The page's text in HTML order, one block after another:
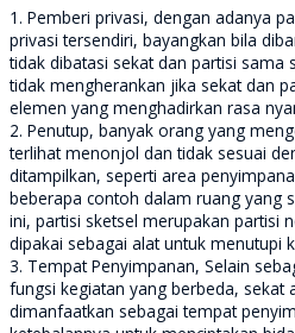
1. Pemberi privasi, dengan adanya
privasi tersendiri, bayangkan bila
tidak dibatasi sekat dan partisi sama
tidak mengherankan jika sekat dan
elemen yang menghadirkan rasa
2. Penutup, banyak orang yang
terlihat menonjol dan tidak sesuai
ditampilkan, seperti area
beberapa contoh dalam ruang yang
ini, partisi sketsel merupakan partisi
dipakai sebagai alat untuk menutupi
3. Tempat Penyimpanan, Selain
fungsi kegiatan yang berbeda, sekat
dimanfaatkan sebagai tempat